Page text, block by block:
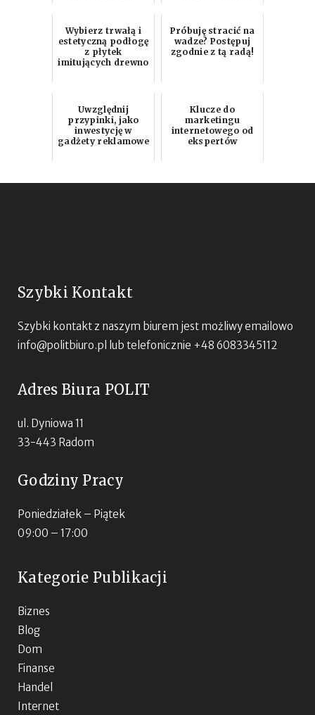
wskazówka...
Wybierz trwałą i
estetyczną podłogę
z płytek
imitujących drewno
Próbuję stracić na
wadze? Postępuj
zgodnie z tą radą!
Uwzględnij
przypinki, jako
inwestycję w
gadżety reklamowe
Klucze do
marketingu
internetowego od
ekspertów
Szybki Kontakt
Szybki kontakt z naszym biurem jest możliwy emailowo
info@politbiuro.pl
lub telefonicznie +48 6083345112
Adres Biura POLIT
ul. Dyniowa 11
33-443 Radom
Godziny Pracy
Poniedziałek – Piątek
09:00 – 17:00
Kategorie Publikacji
Biznes
Blog
Dom
Finanse
Handel
Internet